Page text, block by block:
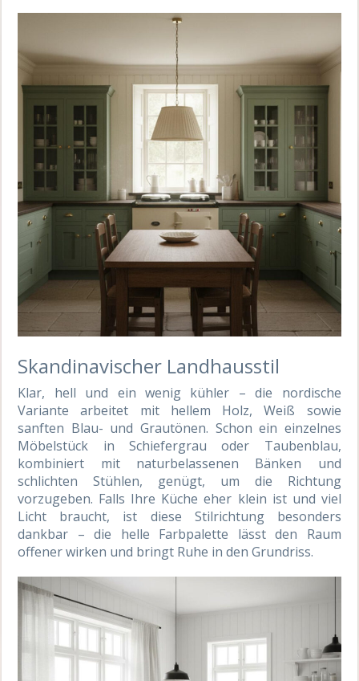
Skandinavischer Landhausstil
Klar, hell und ein wenig kühler – die nordische
Variante arbeitet mit hellem Holz, Weiß sowie
sanften Blau- und Grautönen. Schon ein einzelnes
Möbelstück in Schiefergrau oder Taubenblau,
kombiniert mit naturbelassenen Bänken und
schlichten Stühlen, genügt, um die Richtung
vorzugeben. Falls Ihre Küche eher klein ist und viel
Licht braucht, ist diese Stilrichtung besonders
dankbar – die helle Farbpalette lässt den Raum
offener wirken und bringt Ruhe in den Grundriss.